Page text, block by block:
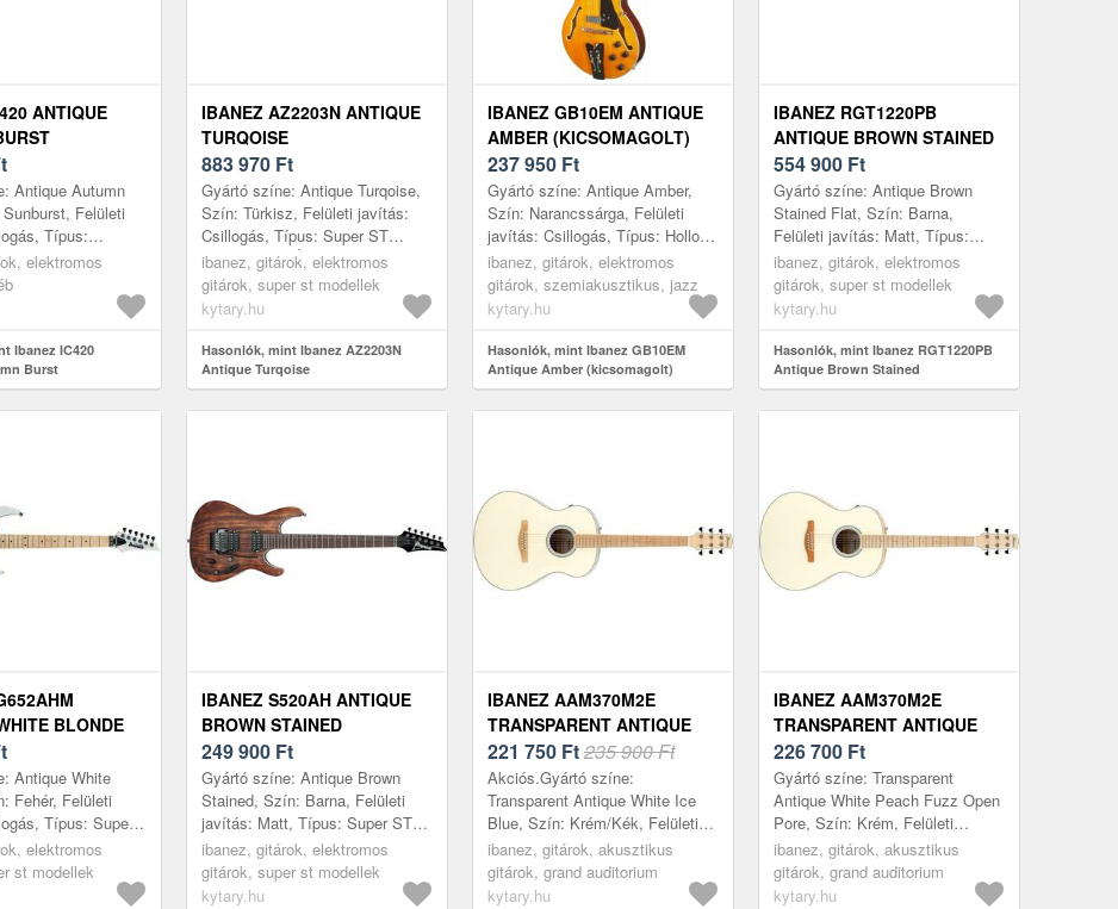
ANTIQUE
Antique Autumn
Felületi
Típus:
Okoume, Top:
Nyak: Okoume,
elektromos
Ibanez IC420
Burst
IBANEZ AZ2203N ANTIQUE
TURQOISE
883 970 Ft
Gyártó színe: Antique Turqoise,
Szín: Türkisz, Felületi javítás:
Csillogás, Típus: Super ST
model, Test: Égerfa, Top: Nem
tartalmaz, Nyak: Juharfa,...
ibanez, gitárok, elektromos
gitárok, super st modellek
kytary.hu
Hasonlók, mint Ibanez AZ2203N
Antique Turqoise
IBANEZ GB10EM ANTIQUE
AMBER (KICSOMAGOLT)
237 950 Ft
Gyártó színe: Antique Amber,
Szín: Narancssárga, Felületi
javítás: Csillogás, Típus: Hollow
Body, Első lap: Lucfenyő, Hátsó
lap: Hársfa, Kávák: Hár...
ibanez, gitárok, elektromos
gitárok, szemiakusztikus, jazz
kytary.hu
Hasonlók, mint Ibanez GB10EM
Antique Amber (kicsomagolt)
IBANEZ RGT1220PB
ANTIQUE BROWN STAINED
554 900 Ft
Gyártó színe: Antique Brown
Stained Flat, Szín: Barna,
Felületi javítás: Matt, Típus:
Super ST model, Test: Hársfa,
Top: Nyárfa, Nyak:
Juharfa/Dió,...
ibanez, gitárok, elektromos
gitárok, super st modellek
kytary.hu
Hasonlók, mint Ibanez RGT1220PB
Antique Brown Stained
BLONDE
Antique White
Fehér, Felületi
Típus: Super
Kőris, Top: Nem
Juharfa...
elektromos
st modellek
IBANEZ S520AH ANTIQUE
BROWN STAINED
249 900 Ft
Gyártó színe: Antique Brown
Stained, Szín: Barna, Felületi
javítás: Matt, Típus: Super ST
model, Test: Kőris, Top: Nem
tartalmaz, Nyak: Juharfa, Ny...
ibanez, gitárok, elektromos
gitárok, super st modellek
kytary.hu
IBANEZ AAM370M2E
TRANSPARENT ANTIQUE
WHITE ICE BLUE
221 750 Ft235 900 Ft
Akciós.Gyártó színe:
Transparent Antique White Ice
Blue, Szín: Krém/Kék, Felületi
javítás: Open Pore, Típus: Grand
Auditorium, Kivágás: Nem,
Korpusz: Félm...
ibanez, gitárok, akusztikus
gitárok, grand auditorium
kytary.hu
IBANEZ AAM370M2E
TRANSPARENT ANTIQUE
WHITE PEACH FUZZ
226 700 Ft
Gyártó színe: Transparent
Antique White Peach Fuzz Open
Pore, Szín: Krém, Felületi
javítás: Open Pore, Típus: Grand
Auditorium, Kivágás: Nem,
Korpu...
ibanez, gitárok, akusztikus
gitárok, grand auditorium
kytary.hu